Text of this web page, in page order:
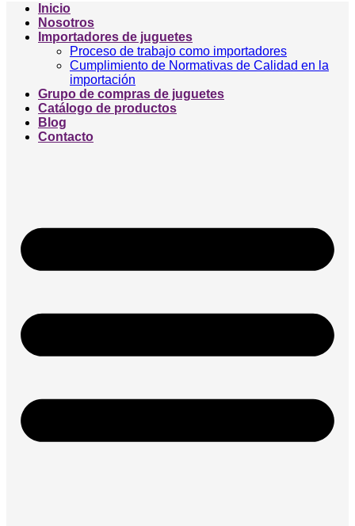
Inicio
Nosotros
Importadores de juguetes
Proceso de trabajo como importadores
Cumplimiento de Normativas de Calidad en la
importación
Grupo de compras de juguetes
Catálogo de productos
Blog
Contacto